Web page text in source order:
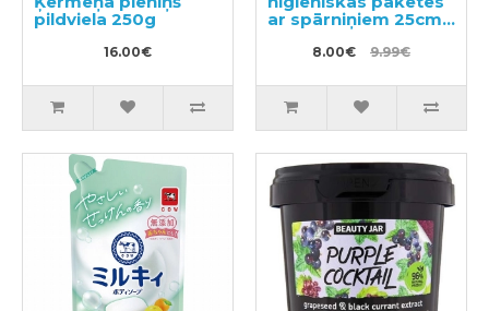
pildviela 250g
16.00€
ar spārniņiem 25cm
8.00€ 9.99€